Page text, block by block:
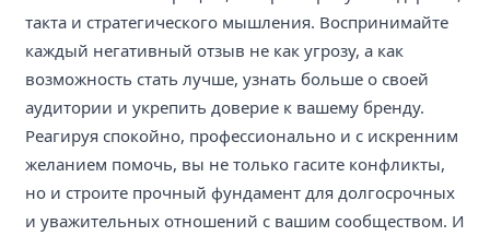
такта и стратегического мышления. Воспринимайте
каждый негативный отзыв не как угрозу, а как
возможность стать лучше, узнать больше о своей
аудитории и укрепить доверие к вашему бренду.
Реагируя спокойно, профессионально и с искренним
желанием помочь, вы не только гасите конфликты,
но и строите прочный фундамент для долгосрочных
и уважительных отношений с вашим сообществом. И